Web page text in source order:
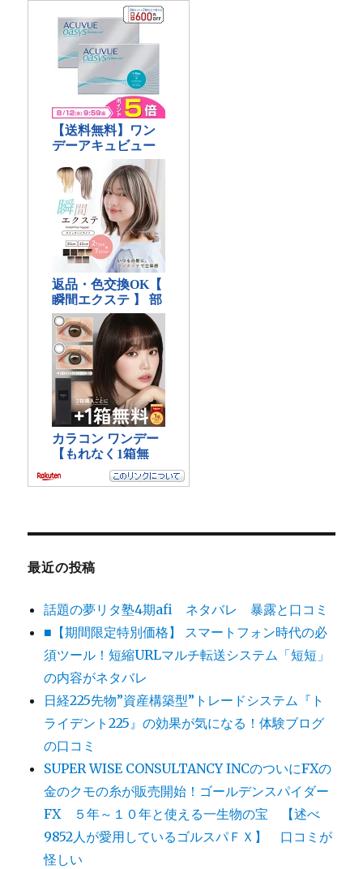
最近の投稿
話題の夢リタ塾4期afi ネタバレ 暴露と口コミ
■【期間限定特別価格】 スマートフォン時代の必
須ツール！短縮URLマルチ転送システム「短短」
の内容がネタバレ
日経225先物”資産構築型”トレードシステム『ト
ライデント225』の効果が気になる！体験ブログ
の口コミ
SUPER WISE CONSULTANCY INCのついにFXの
金のクモの糸が販売開始！ゴールデンスパイダー
FX ５年～１０年と使える一生物の宝 【述べ
9852人が愛用しているゴルスパＦＸ】 口コミが
怪しい